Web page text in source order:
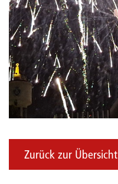
Zurück zur Übersicht